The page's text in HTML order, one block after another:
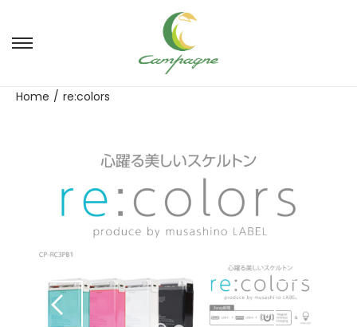
ナ
ン
へ
移
コ
移
動
Home / re:colors